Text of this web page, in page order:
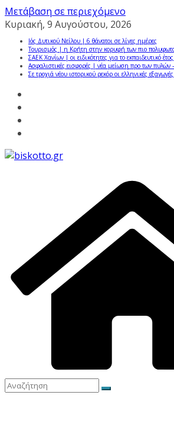
Μετάβαση σε περιεχόμενο
Κυριακή, 9 Αυγούστου, 2026
Ιός Δυτικού Νείλου | 6 θάνατοι σε λίγες ημέρες
Τουρισμός | η Κρήτη στην κορυφή των πιο
ΣΑΕΚ Χανίων | οι ειδικότητες για το εκπαιδευτικό
Ασφαλιστικές εισφορές | νέα μείωση προ των
Σε τροχιά νέου ιστορικού ρεκόρ οι ελληνικές